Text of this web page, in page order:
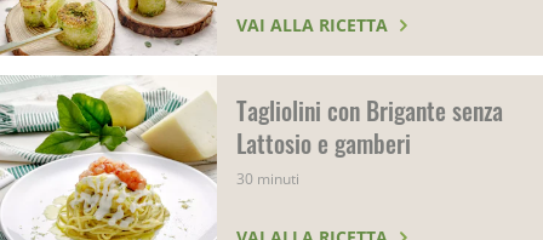
VAI ALLA RICETTA
Tagliolini con Brigante senza
Lattosio e gamberi
30 minuti